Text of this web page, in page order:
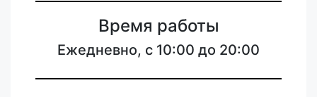
Время работы
Ежедневно, с 10:00 до 20:00